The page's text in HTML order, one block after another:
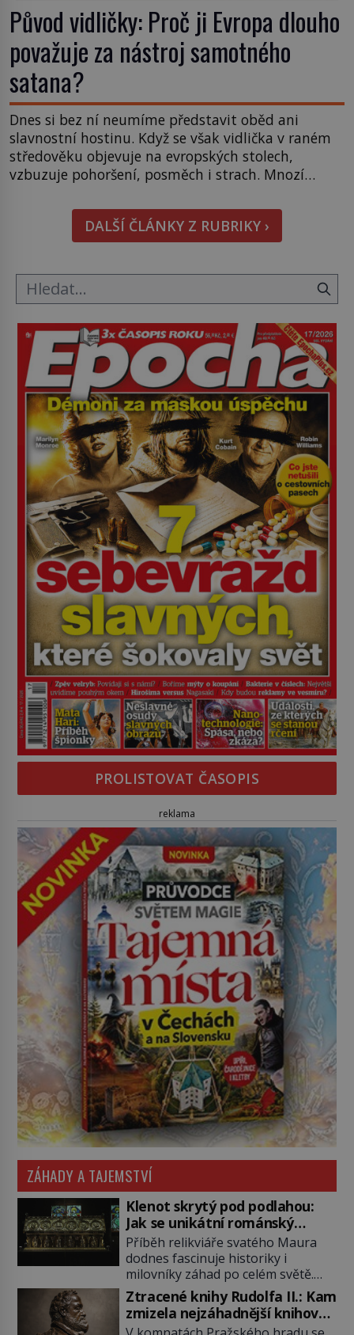
Původ vidličky: Proč ji Evropa dlouho
považuje za nástroj samotného
satana?
Dnes si bez ní neumíme představit oběd ani
slavnostní hostinu. Když se však vidlička v raném
středověku objevuje na evropských stolech,
vzbuzuje pohoršení, posměch i strach. Mnozí
přepychu, někteří dokonce za nástroj ďábla. Trvá
téměř sedm století, než se z opovrhovaného
předmětu stává nepostradatelná součást
DALŠÍ ČLÁNKY Z RUBRIKY ›
PROLISTOVAT ČASOPIS
reklama
ZÁHADY A TAJEMSTVÍ
Klenot skrytý pod podlahou:
Jak se unikátní románský
poklad dostal do zapadlého
Bečova?
Příběh relikviáře svatého Maura
dodnes fascinuje historiky i
milovníky záhad po celém světě.
Tato románská zlatnická památka
ze 13. století je po českých
korunovačních klenotech druhým
Ztracené knihy Rudolfa II.: Kam
zmizela nejzáhadnější knihovna
Evropy?